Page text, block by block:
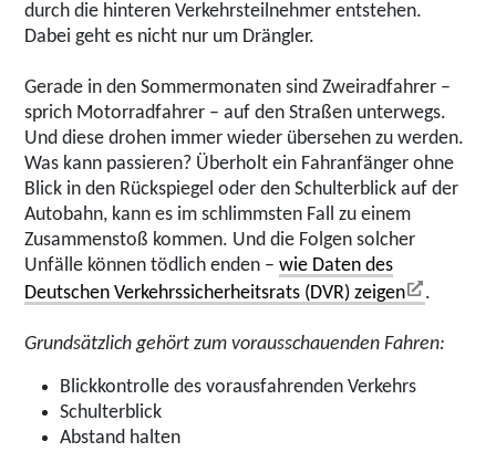
durch die hinteren Verkehrsteilnehmer entstehen.
Dabei geht es nicht nur um Drängler.
Gerade in den Sommermonaten sind Zweiradfahrer –
sprich Motorradfahrer – auf den Straßen unterwegs.
Und diese drohen immer wieder übersehen zu werden.
Was kann passieren? Überholt ein Fahranfänger ohne
Blick in den Rückspiegel oder den Schulterblick auf der
Autobahn, kann es im schlimmsten Fall zu einem
Zusammenstoß kommen. Und die Folgen solcher
Unfälle können tödlich enden –wie Daten des
Deutschen Verkehrssicherheitsrats (DVR) zeigen
.
Grundsätzlich gehört zum vorausschauenden Fahren:
Blickkontrolle des vorausfahrenden Verkehrs
Schulterblick
Abstand halten